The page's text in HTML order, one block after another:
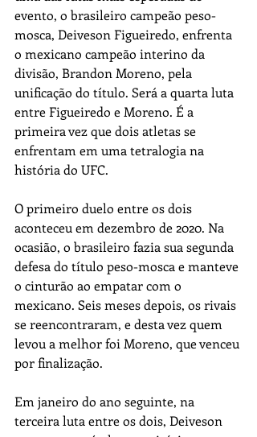
evento, o brasileiro campeão peso-
mosca, Deiveson Figueiredo, enfrenta
o mexicano campeão interino da
divisão, Brandon Moreno, pela
unificação do título. Será a quarta luta
entre Figueiredo e Moreno. É a
primeira vez que dois atletas se
enfrentam em uma tetralogia na
história do UFC.
O primeiro duelo entre os dois
aconteceu em dezembro de 2020. Na
ocasião, o brasileiro fazia sua segunda
defesa do título peso-mosca e manteve
o cinturão ao empatar com o
mexicano. Seis meses depois, os rivais
se reencontraram, e desta vez quem
levou a melhor foi Moreno, que venceu
por finalização.
Em janeiro do ano seguinte, na
terceira luta entre os dois, Deiveson